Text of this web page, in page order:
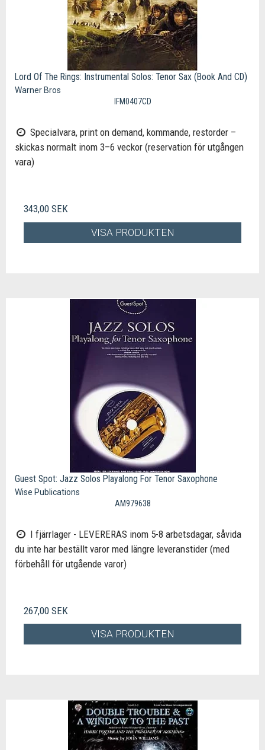
Lord Of The Rings: Instrumental Solos: Tenor Sax (Book And CD)
Warner Bros
IFM0407CD
Specialvara, print on demand, kommande, restorder –
skickas normalt inom 3–6 veckor (reservation för utgången
vara)
343,00 SEK
VISA PRODUKTEN
Guest Spot: Jazz Solos Playalong For Tenor Saxophone
Wise Publications
AM979638
I fjärrlager - LEVERERAS inom 5-8 arbetsdagar, såvida
du inte har beställt varor med längre leveranstider (med
förbehåll för utgående varor)
267,00 SEK
VISA PRODUKTEN